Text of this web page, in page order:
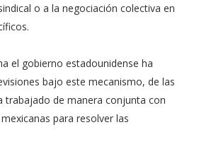
o a la negociación colectiva en
el gobierno estadounidense ha
bajo este mecanismo, de las
trabajado de manera conjunta con
para resolver las